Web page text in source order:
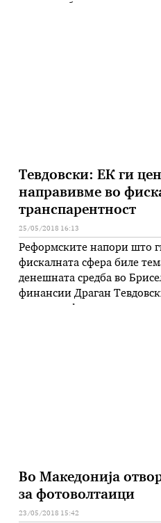
Тевдовски: ЕК ги
направивме во
транспарентност
25/05/2018 16:13
Реформските напори што
фискалната сфера биле
денешната средба во
финансии Драган
Во Македонија
за фотоволтаици
23/05/2018 15:42